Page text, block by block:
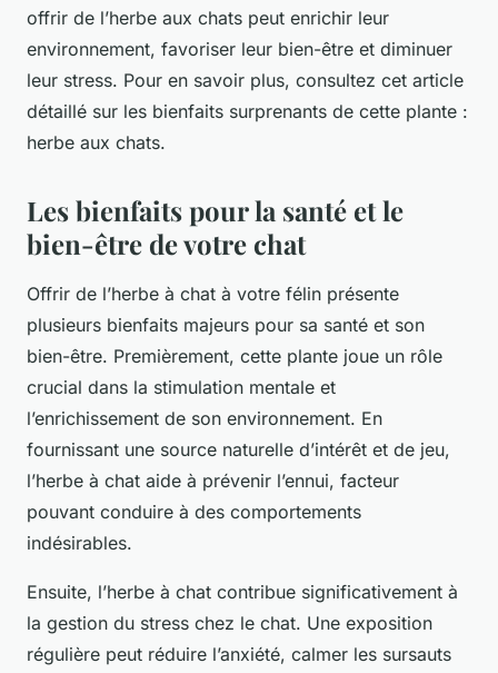
offrir de l’herbe aux chats peut enrichir leur
environnement, favoriser leur bien-être et diminuer
leur stress. Pour en savoir plus, consultez cet article
détaillé sur les bienfaits surprenants de cette plante :
herbe aux chats.
Les bienfaits pour la santé et le
bien-être de votre chat
Offrir de l’herbe à chat à votre félin présente
plusieurs bienfaits majeurs pour sa santé et son
bien-être. Premièrement, cette plante joue un rôle
crucial dans la stimulation mentale et
l’enrichissement de son environnement. En
fournissant une source naturelle d’intérêt et de jeu,
l’herbe à chat aide à prévenir l’ennui, facteur
pouvant conduire à des comportements
indésirables.
Ensuite, l’herbe à chat contribue significativement à
la gestion du stress chez le chat. Une exposition
régulière peut réduire l’anxiété, calmer les sursauts